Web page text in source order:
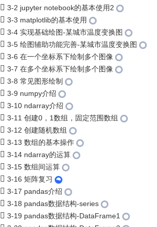
3-2 jupyter notebook的基本使用2
3-3 matplotlib的基本使用
3-4 实现基础绘图-某城市温度变换图
3-5 绘图辅助功能完善-某城市温度变换图
3-6 在一个坐标系下绘制多个图像
3-7 在多个坐标系下绘制多个图像
3-8 常见图形绘制
3-9 numpy介绍
3-10 ndarray介绍
3-11 创建0，1数组，固定范围数组
3-12 创建随机数组
3-13 数组的基本操作
3-14 ndarray的运算
3-15 数组间运算
3-16 矩阵复习
3-17 pandas介绍
3-18 pandas数据结构-series
3-19 pandas数据结构-DataFrame1